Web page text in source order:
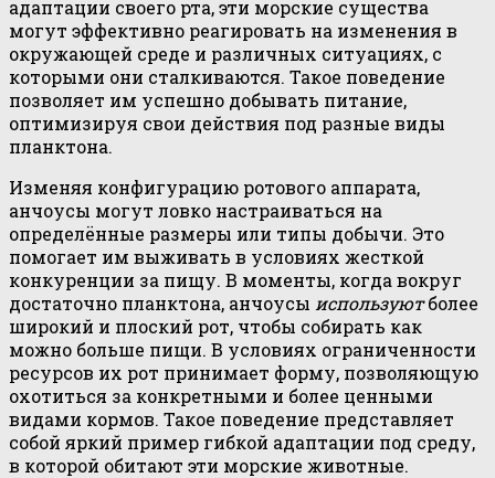
адаптации своего рта, эти морские существа
могут эффективно реагировать на изменения в
окружающей среде и различных ситуациях, с
которыми они сталкиваются. Такое поведение
позволяет им успешно добывать питание,
оптимизируя свои действия под разные виды
планктона.
Изменяя конфигурацию ротового аппарата,
анчоусы могут ловко настраиваться на
определённые размеры или типы добычи. Это
помогает им выживать в условиях жесткой
конкуренции за пищу. В моменты, когда вокруг
достаточно планктона, анчоусы используютболее
широкий и плоский рот, чтобы собирать как
можно больше пищи. В условиях ограниченности
ресурсов их рот принимает форму, позволяющую
охотиться за конкретными и более ценными
видами кормов. Такое поведение представляет
собой яркий пример гибкой адаптации под среду,
в которой обитают эти морские животные.